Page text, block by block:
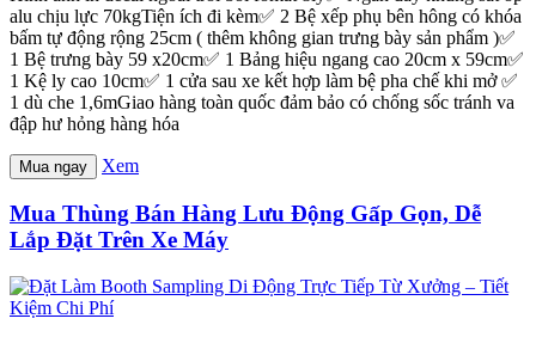
alu chịu lực 70kgTiện ích đi kèm✅ 2 Bệ xếp phụ bên hông có khóa
bấm tự động rộng 25cm ( thêm không gian trưng bày sản phẩm )✅
1 Bệ trưng bày 59 x20cm✅ 1 Bảng hiệu ngang cao 20cm x 59cm✅
1 Kệ ly cao 10cm✅ 1 cửa sau xe kết hợp làm bệ pha chế khi mở ✅
1 dù che 1,6mGiao hàng toàn quốc đảm bảo có chống sốc tránh va
đập hư hỏng hàng hóa
Mua ngay Xem
Mua Thùng Bán Hàng Lưu Động Gấp Gọn, Dễ
Lắp Đặt Trên Xe Máy